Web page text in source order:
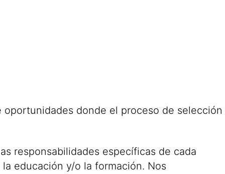
donde el proceso de selección
responsabilidades específicas de cada
educación y/o la formación. Nos